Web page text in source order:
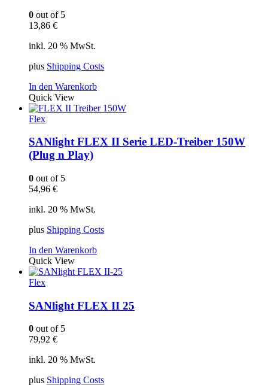
0 out of 5
13,86 €
inkl. 20 % MwSt.
plus Shipping Costs
In den Warenkorb
Quick View
Flex
SANlight FLEX II Serie LED-Treiber 150W
(Plug n Play)
0 out of 5
54,96 €
inkl. 20 % MwSt.
plus Shipping Costs
In den Warenkorb
Quick View
Flex
SANlight FLEX II 25
0 out of 5
79,92 €
inkl. 20 % MwSt.
plus Shipping Costs